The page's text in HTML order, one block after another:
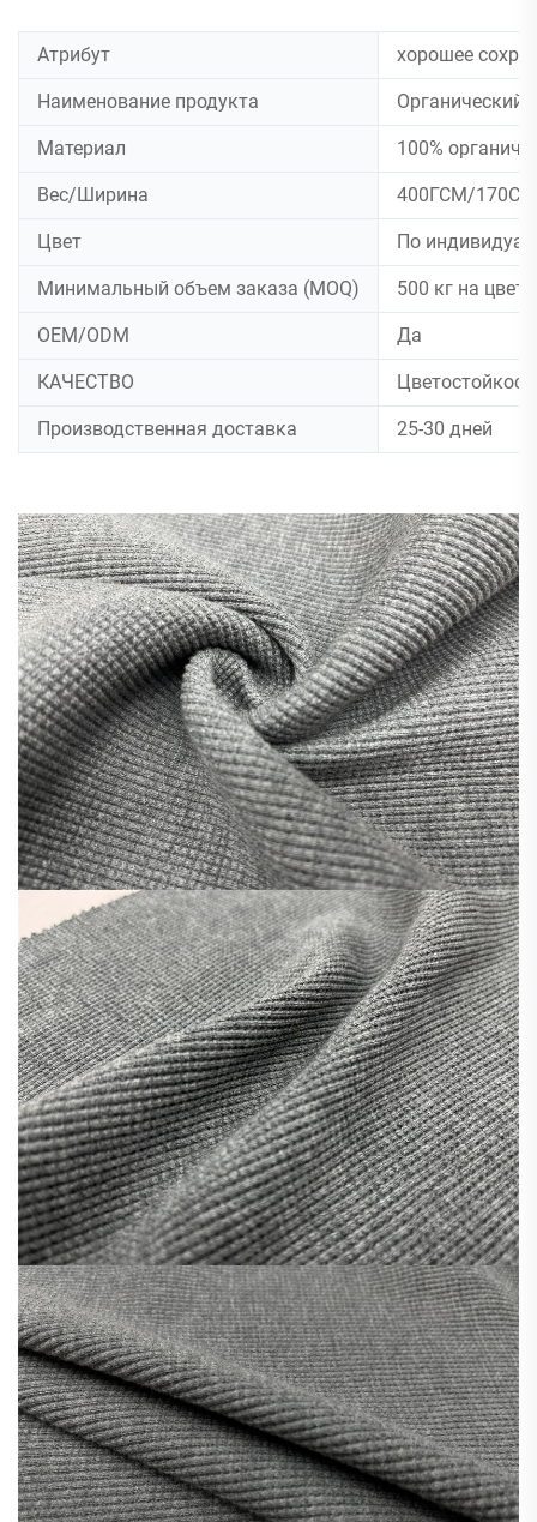
Атрибут хорошее
Наименование продукта Органический
Материал 100%
Вес/Ширина 400ГСМ/170СМ
Цвет По
Минимальный объем заказа (MOQ) 500 кг на цвет
OEM/ODM Да
КАЧЕСТВО
Производственная доставка 25-30 дней